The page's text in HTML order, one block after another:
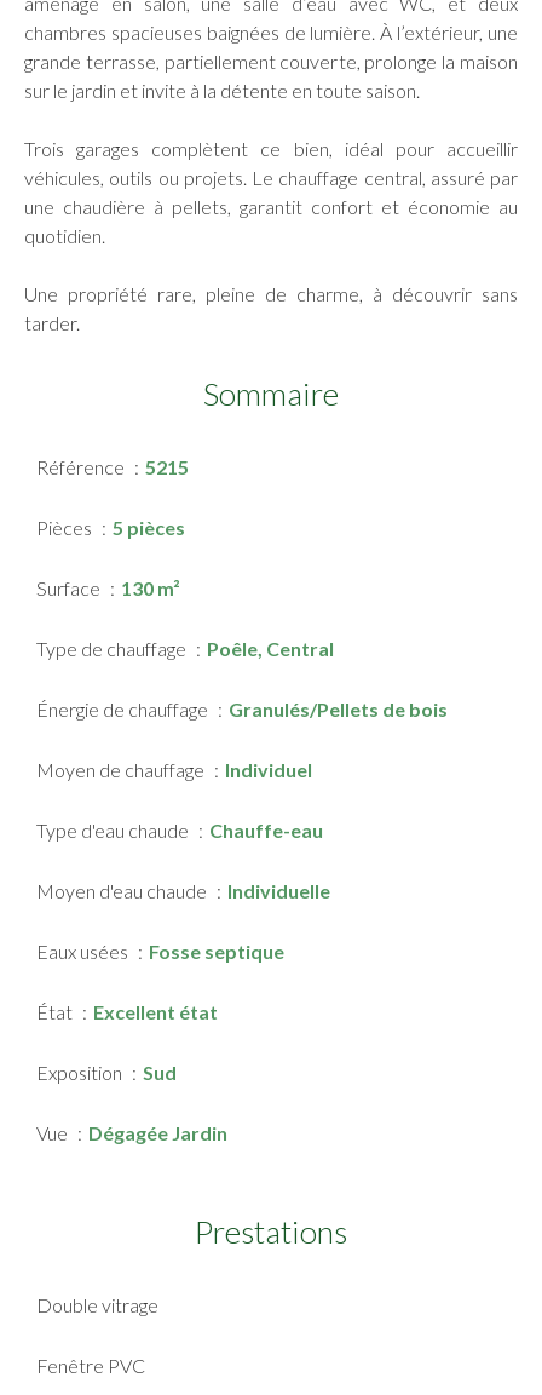
chambres spacieuses baignées de lumière. À l’extérieur, une
grande terrasse, partiellement couverte, prolonge la maison
sur le jardin et invite à la détente en toute saison.
Trois garages complètent ce bien, idéal pour accueillir
véhicules, outils ou projets. Le chauffage central, assuré par
une chaudière à pellets, garantit confort et économie au
quotidien.
Une propriété rare, pleine de charme, à découvrir sans
tarder.
Sommaire
Référence 5215
Pièces 5 pièces
Surface 130 m²
Type de chauffage Poêle, Central
Énergie de chauffage Granulés/Pellets de bois
Moyen de chauffage Individuel
Type d'eau chaude Chauffe-eau
Moyen d'eau chaude Individuelle
Eaux usées Fosse septique
État Excellent état
Exposition Sud
Vue Dégagée Jardin
Prestations
Double vitrage
Fenêtre PVC